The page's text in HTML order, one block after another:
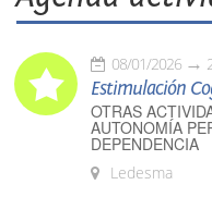
08/01/2026
Estimulación
OTRAS
AUTONOMÍA
DEPENDENCIA
Ledesma